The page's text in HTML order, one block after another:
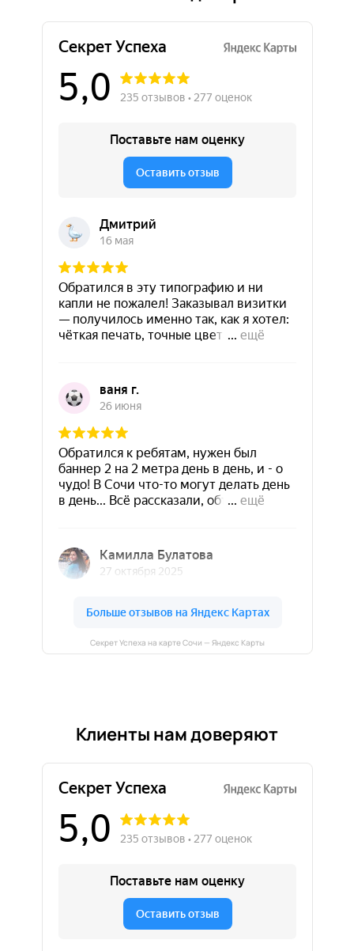
Секрет Успеха на карте Сочи — Яндекс Карты
Клиенты нам доверяют